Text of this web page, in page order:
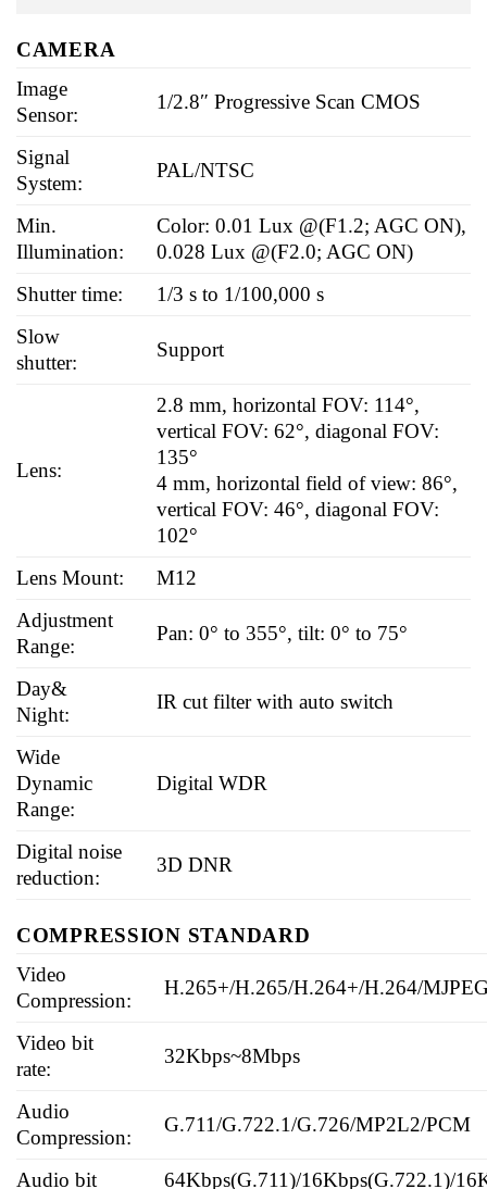
CAMERA
Image
Sensor:
1/2.8″ Progressive Scan CMOS
Signal
System:
PAL/NTSC
Min.
Illumination:
Color: 0.01 Lux @(F1.2; AGC ON),
0.028 Lux @(F2.0; AGC ON)
Shutter time:
1/3 s to 1/100,000 s
Slow
shutter:
Support
Lens:
2.8 mm, horizontal FOV: 114°,
vertical FOV: 62°, diagonal FOV:
135°
4 mm, horizontal field of view: 86°,
vertical FOV: 46°, diagonal FOV:
102°
Lens Mount:
M12
Adjustment
Range:
Pan: 0° to 355°, tilt: 0° to 75°
Day&
Night:
IR cut filter with auto switch
Wide
Dynamic
Range:
Digital WDR
Digital noise
reduction:
3D DNR
COMPRESSION STANDARD
Video
Compression:
H.265+/H.265/H.264+/H.264/
Video bit
rate:
32Kbps~8Mbps
Audio
Compression:
G.711/G.722.1/G.726/MP2L2/PCM
Audio bit 64Kbps(G.711)/16Kbps(G.722.1)/